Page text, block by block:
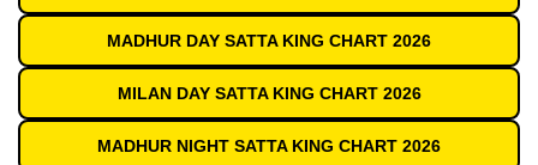
MADHUR DAY SATTA KING CHART 2026
MILAN DAY SATTA KING CHART 2026
MADHUR NIGHT SATTA KING CHART 2026